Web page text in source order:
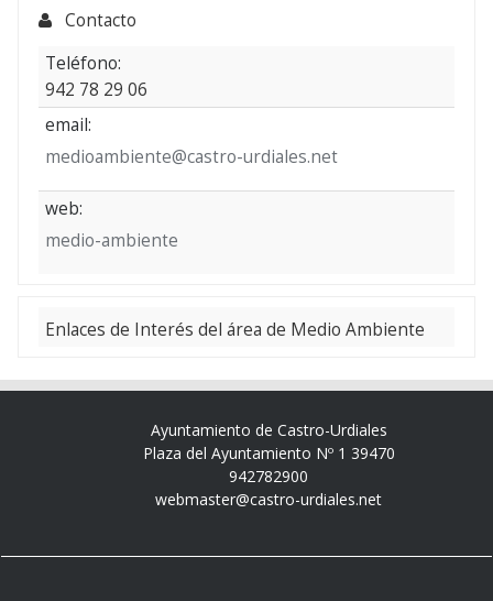
Contacto
Teléfono:
942 78 29 06
email:
medioambiente@castro-urdiales.net
web:
medio-ambiente
Enlaces de Interés del área de Medio Ambiente
Ayuntamiento de Castro-Urdiales
Plaza del Ayuntamiento Nº 1 39470
942782900
webmaster@castro-urdiales.net